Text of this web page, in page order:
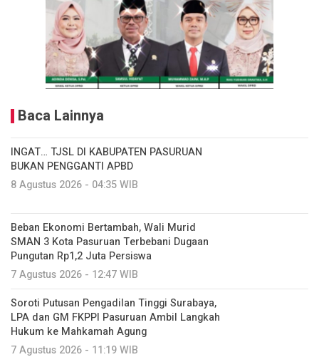
Baca Lainnya
INGAT… TJSL DI KABUPATEN PASURUAN
BUKAN PENGGANTI APBD
8 Agustus 2026 - 04:35 WIB
Beban Ekonomi Bertambah, Wali Murid
SMAN 3 Kota Pasuruan Terbebani Dugaan
Pungutan Rp1,2 Juta Persiswa
7 Agustus 2026 - 12:47 WIB
Soroti Putusan Pengadilan Tinggi Surabaya,
LPA dan GM FKPPI Pasuruan Ambil Langkah
Hukum ke Mahkamah Agung
7 Agustus 2026 - 11:19 WIB